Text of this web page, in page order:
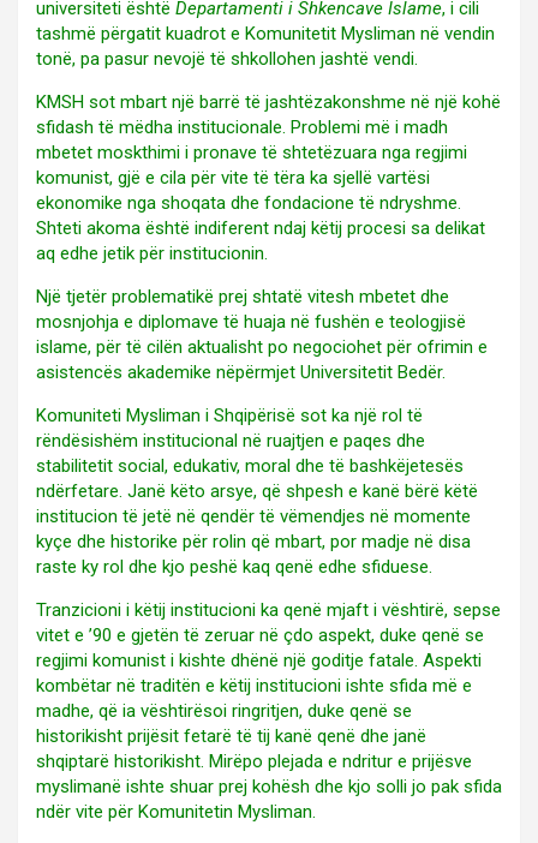
universiteti është Departamenti i Shkencave Islame, i cili
tashmë përgatit kuadrot e Komunitetit Mysliman në vendin
tonë, pa pasur nevojë të shkollohen jashtë vendi.
KMSH sot mbart një barrë të jashtëzakonshme në një kohë
sfidash të mëdha institucionale. Problemi më i madh
mbetet moskthimi i pronave të shtetëzuara nga regjimi
komunist, gjë e cila për vite të tëra ka sjellë vartësi
ekonomike nga shoqata dhe fondacione të ndryshme.
Shteti akoma është indiferent ndaj këtij procesi sa delikat
aq edhe jetik për institucionin.
Një tjetër problematikë prej shtatë vitesh mbetet dhe
mosnjohja e diplomave të huaja në fushën e teologjisë
islame, për të cilën aktualisht po negociohet për ofrimin e
asistencës akademike nëpërmjet Universitetit Bedër.
Komuniteti Mysliman i Shqipërisë sot ka një rol të
rëndësishëm institucional në ruajtjen e paqes dhe
stabilitetit social, edukativ, moral dhe të bashkëjetesës
ndërfetare. Janë këto arsye, që shpesh e kanë bërë këtë
institucion të jetë në qendër të vëmendjes në momente
kyçe dhe historike për rolin që mbart, por madje në disa
raste ky rol dhe kjo peshë kaq qenë edhe sfiduese.
Tranzicioni i këtij institucioni ka qenë mjaft i vështirë, sepse
vitet e ’90 e gjetën të zeruar në çdo aspekt, duke qenë se
regjimi komunist i kishte dhënë një goditje fatale. Aspekti
kombëtar në traditën e këtij institucioni ishte sfida më e
madhe, që ia vështirësoi ringritjen, duke qenë se
historikisht prijësit fetarë të tij kanë qenë dhe janë
shqiptarë historikisht. Mirëpo plejada e ndritur e prijësve
myslimanë ishte shuar prej kohësh dhe kjo solli jo pak sfida
ndër vite për Komunitetin Mysliman.